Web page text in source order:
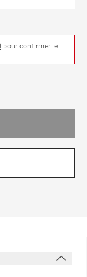
pour confirmer le